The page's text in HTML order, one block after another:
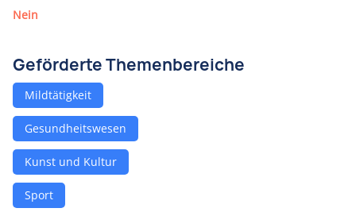
Nein
Geförderte Themenbereiche
Mildtätigkeit
Gesundheitswesen
Kunst und Kultur
Sport